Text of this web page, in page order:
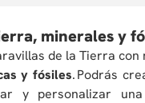
minerales y
de la Tierra
y fósiles. Podrás
y personalizar